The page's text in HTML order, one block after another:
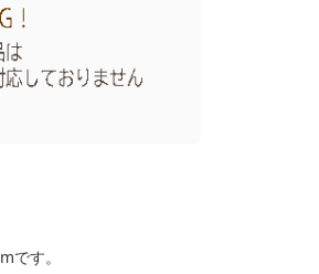
です。